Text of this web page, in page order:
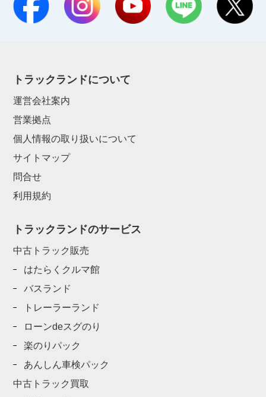
トラックランドについて
運営会社案内
営業拠点
個人情報の取り扱いについて
サイトマップ
問合せ
利用規約
トラックランドのサービス
中古トラック販売
はたらくクルマ館
バスランド
トレーラーランド
ローンdeスグのり
楽のりパック
あんしん車検パック
中古トラック買取